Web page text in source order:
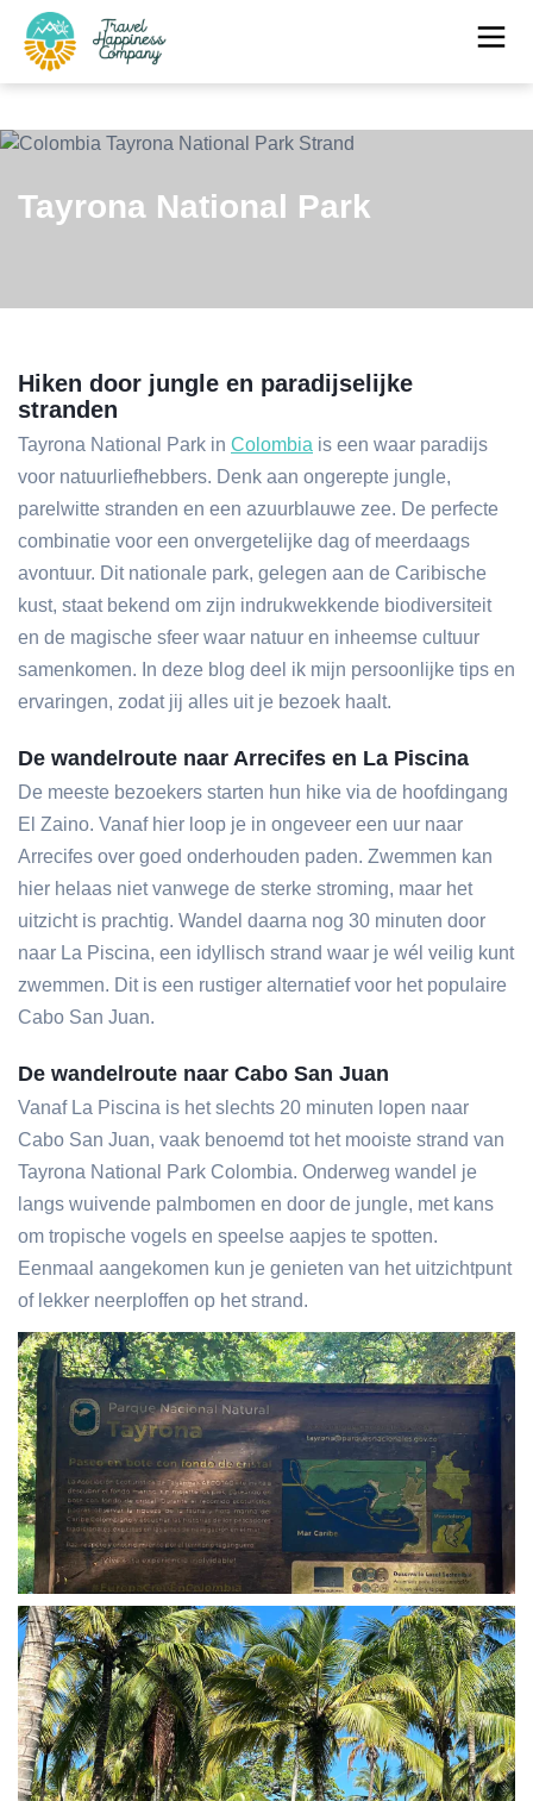
Tayrona National Park
Hiken door jungle en paradijselijke
stranden
Tayrona National Park in Colombia is een waar paradijs
voor natuurliefhebbers. Denk aan ongerepte jungle,
parelwitte stranden en een azuurblauwe zee. De perfecte
combinatie voor een onvergetelijke dag of meerdaags
avontuur. Dit nationale park, gelegen aan de Caribische
kust, staat bekend om zijn indrukwekkende biodiversiteit
en de magische sfeer waar natuur en inheemse cultuur
samenkomen. In deze blog deel ik mijn persoonlijke tips en
ervaringen, zodat jij alles uit je bezoek haalt.
De wandelroute naar Arrecifes en La Piscina
De meeste bezoekers starten hun hike via de hoofdingang
El Zaino. Vanaf hier loop je in ongeveer een uur naar
Arrecifes over goed onderhouden paden. Zwemmen kan
hier helaas niet vanwege de sterke stroming, maar het
uitzicht is prachtig. Wandel daarna nog 30 minuten door
naar La Piscina, een idyllisch strand waar je wél veilig kunt
zwemmen. Dit is een rustiger alternatief voor het populaire
Cabo San Juan.
De wandelroute naar Cabo San Juan
Vanaf La Piscina is het slechts 20 minuten lopen naar
Cabo San Juan, vaak benoemd tot het mooiste strand van
Tayrona National Park Colombia. Onderweg wandel je
langs wuivende palmbomen en door de jungle, met kans
om tropische vogels en speelse aapjes te spotten.
Eenmaal aangekomen kun je genieten van het uitzichtpunt
of lekker neerploffen op het strand.